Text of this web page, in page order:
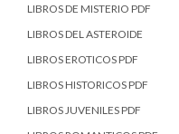
LIBROS DE MISTERIO PDF
LIBROS DEL ASTEROIDE
LIBROS EROTICOS PDF
LIBROS HISTORICOS PDF
LIBROS JUVENILES PDF